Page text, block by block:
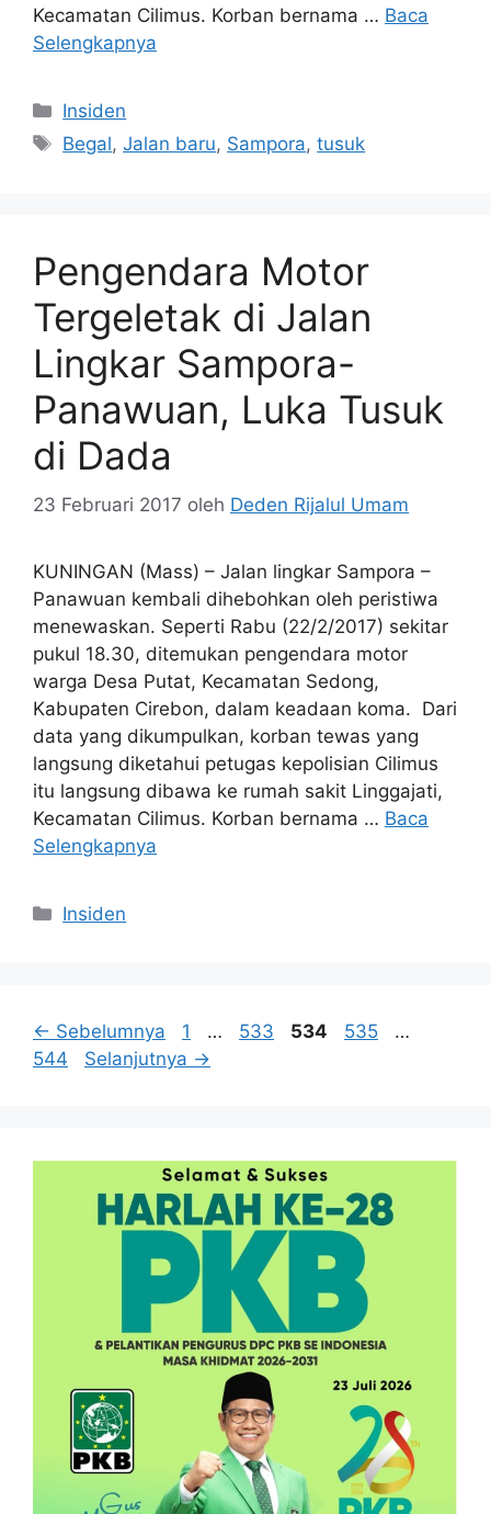
Kecamatan Cilimus. Korban bernama … Baca
Selengkapnya
Kategori
Insiden
Tag
Begal,Jalan baru, Sampora,tusuk
Pengendara Motor
Tergeletak di Jalan
Lingkar Sampora-
Panawuan, Luka Tusuk
di Dada
23 Februari 2017 oleh Deden Rijalul Umam
KUNINGAN (Mass) – Jalan lingkar Sampora –
Panawuan kembali dihebohkan oleh peristiwa
menewaskan. Seperti Rabu (22/2/2017) sekitar
pukul 18.30, ditemukan pengendara motor
warga Desa Putat, Kecamatan Sedong,
Kabupaten Cirebon, dalam keadaan koma. Dari
data yang dikumpulkan, korban tewas yang
langsung diketahui petugas kepolisian Cilimus
itu langsung dibawa ke rumah sakit Linggajati,
Kecamatan Cilimus. Korban bernama … Baca
Selengkapnya
Kategori
Insiden
← Sebelumnya Halaman
1 … Halaman
533 Halaman
534 Halaman
535 …
544
Selanjutnya →